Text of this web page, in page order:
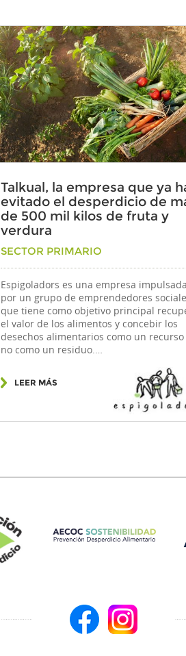
Talkual, la empresa que ya
evitado el desperdicio de
de 500 mil kilos de fruta y
verdura
Por
SECTOR PRIMARIO
Espigoladors es una empresa impulsada
por un grupo de emprendedores
que tiene como objetivo principal
el valor de los alimentos y concebir los
desechos alimentarios como un recurso
no como un residuo.…
LEER MÁS